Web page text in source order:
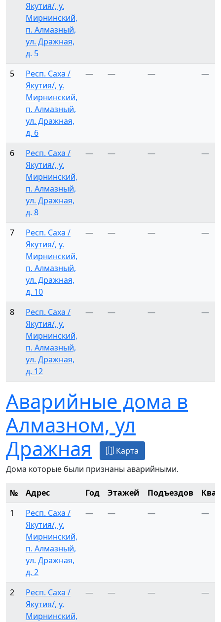
Якутия/, у.
Мирнинский,
п. Алмазный,
ул. Дражная,
д. 5
5
Респ. Саха /
Якутия/, у.
Мирнинский,
п. Алмазный,
ул. Дражная,
д. 6
— — — —
6
Респ. Саха /
Якутия/, у.
Мирнинский,
п. Алмазный,
ул. Дражная,
д. 8
— — — —
7
Респ. Саха /
Якутия/, у.
Мирнинский,
п. Алмазный,
ул. Дражная,
д. 10
— — — —
8
Респ. Саха /
Якутия/, у.
Мирнинский,
п. Алмазный,
ул. Дражная,
д. 12
— — — —
Аварийные дома в
Алмазном, ул
Дражная
Карта
Дома которые были признаны аварийными.
№ Адрес Год Этажей Подъездов
1
Респ. Саха /
Якутия/, у.
Мирнинский,
п. Алмазный,
ул. Дражная,
д. 2
— — — —
2
Респ. Саха /
Якутия/, у.
Мирнинский,
— — — —